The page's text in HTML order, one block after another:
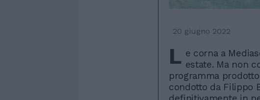
20 giugno 2022
L e corna a
estate. Ma non
programma
condotto da Filippo